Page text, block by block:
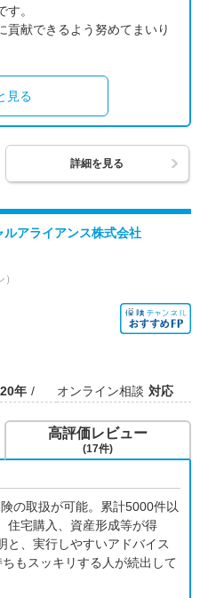
す。
貢献できるよう努めてまいり
見る
詳細を見る
ルアライアンス株式会社
20年 オンライン相談 対応
の取扱が可能。累計5000件以
住宅購入、資産形成等が得
と、実行しやすいアドバイス
もスッキリする人が続出して
高評価レビュー
(17件)